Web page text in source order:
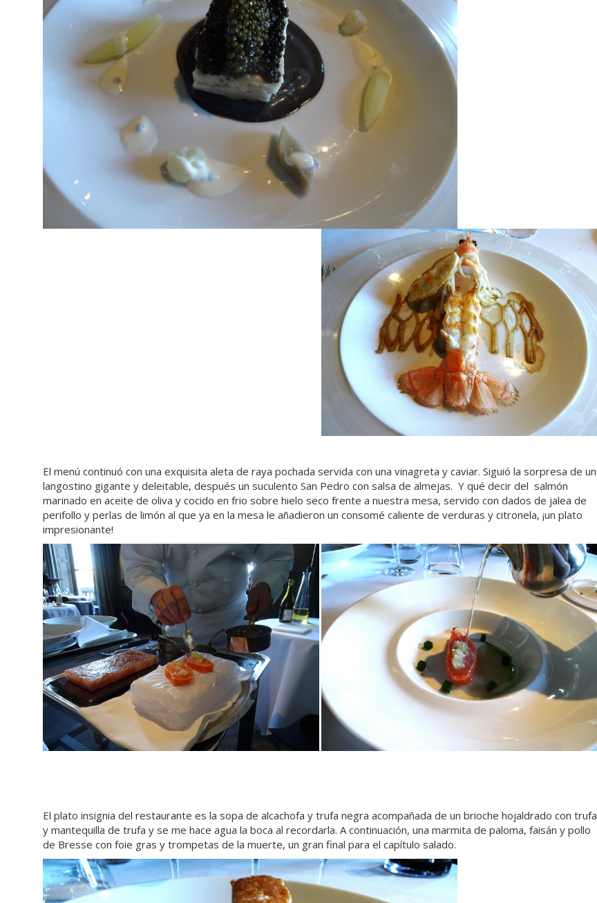
El menú continuó con una exquisita aleta de raya pochada servida con una vinagreta y caviar. Siguió la sorpresa de un
langostino gigante y deleitable, después un suculento San Pedro con salsa de almejas. Y qué decir del salmón
marinado en aceite de oliva y cocido en frio sobre hielo seco frente a nuestra mesa, servido con dados de jalea de
perifollo y perlas de limón al que ya en la mesa le añadieron un consomé caliente de verduras y citronela, ¡un plato
impresionante!
El plato insignia del restaurante es la sopa de alcachofa y trufa negra acompañada de un brioche hojaldrado con trufa
y mantequilla de trufa y se me hace agua la boca al recordarla. A continuación, una marmita de paloma, faisán y pollo
de Bresse con foie gras y trompetas de la muerte, un gran final para el capítulo salado.